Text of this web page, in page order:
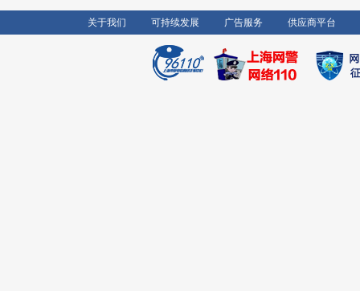
关于我们 可持续发展 广告服务 供应商平台